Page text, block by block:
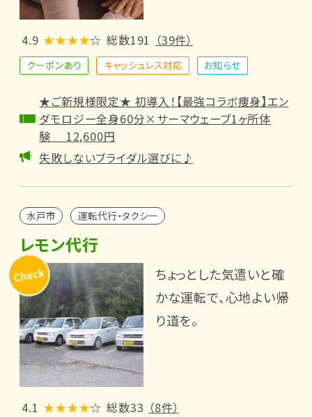
4.9 ★★★★☆ 総数191 （39件）
クーポンあり キャッシュレス対応 お知らせ
★ご新規様限定★ 初導入！【最強コラボ痩身】エン
ダモロジー全身60分×サーマウェーブ1ヶ所体
験 12,600円
失敗しないブライダル選びに♪
水戸市 運転代行・タクシー
レモン代行
ちょっとした気遣いと確
かな運転で、心地よい帰
り道を。
4.1 ★★★★☆ 総数33 （8件）